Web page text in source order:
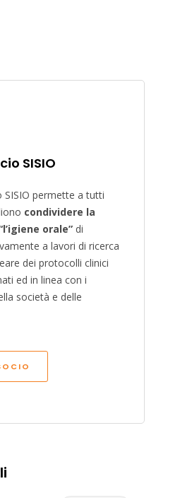
SISIO
SISIO permette a tutti
condividere la
orale” di
a lavori di ricerca
dei protocolli clinici
ed in linea con i
società e delle